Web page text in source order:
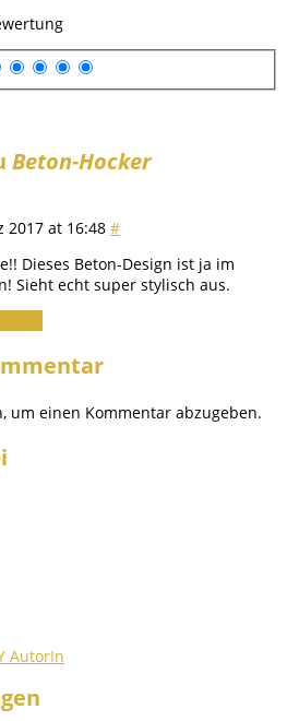
Beton-Hocker
2017 at 16:48 #
Dieses Beton-Design ist ja im
Sieht echt super stylisch aus.
um einen Kommentar abzugeben.
AutorIn